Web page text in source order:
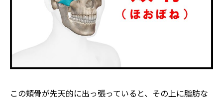
この頬骨が先天的に出っ張っていると、その上に脂肪な